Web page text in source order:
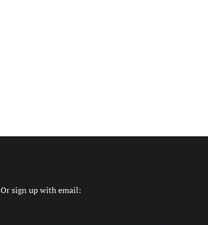
Or sign up with email: